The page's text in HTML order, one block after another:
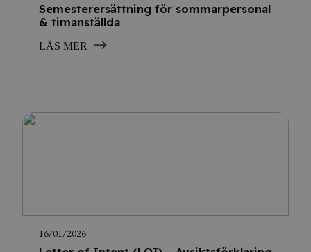
Semesterersättning för sommarpersonal
& timanställda
LÄS MER
16/01/2026